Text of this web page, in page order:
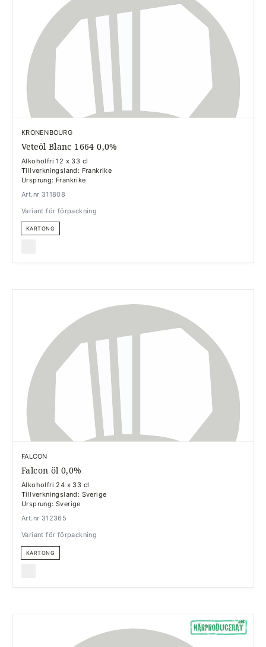
KRONENBOURG
Veteöl Blanc 1664 0,0%
Alkoholfri 12 x 33 cl
Tillverkningsland: Frankrike
Ursprung: Frankrike
Art.nr 311808
Variant för förpackning
KARTONG
FALCON
Falcon öl 0,0%
Alkoholfri 24 x 33 cl
Tillverkningsland: Sverige
Ursprung: Sverige
Art.nr 312365
Variant för förpackning
KARTONG